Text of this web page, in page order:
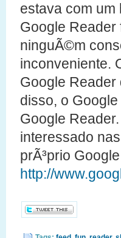
estava com um
Google Reader
ninguÃ©m
inconveniente.
Google Reader
disso, o
Google
interessado
prÃ³prio
http://